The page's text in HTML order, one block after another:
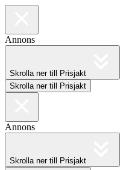
Annons
Skrolla ner till Prisjakt
Skrolla ner till Prisjakt
Annons
Skrolla ner till Prisjakt